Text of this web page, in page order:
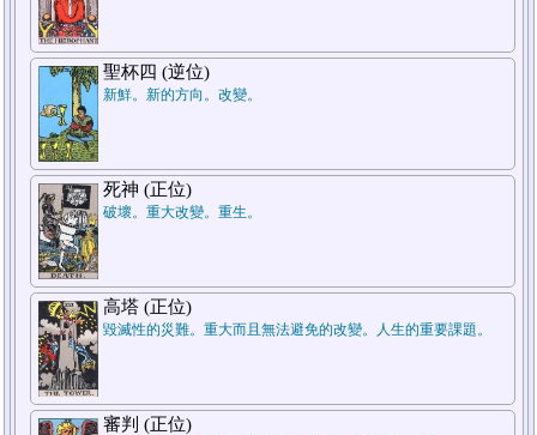
聖杯四 (逆位)
新鮮。新的方向。改變。
死神 (正位)
破壞。重大改變。重生。
高塔 (正位)
毀滅性的災難。重大而且無法避免的改變。人生的重要課題。
審判 (正位)